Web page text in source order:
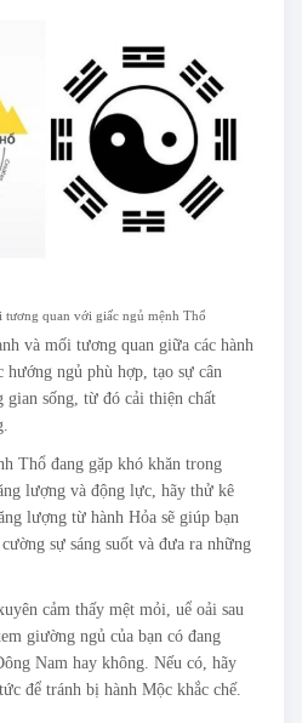
tương quan với giấc ngủ mệnh Thổ
và mối tương quan giữa các hành
ngủ phù hợp, tạo sự cân
gian sống, từ đó cải thiện chất
Thổ đang gặp khó khăn trong
lượng và động lực, hãy thử kê
lượng từ hành Hỏa sẽ giúp bạn
sự sáng suốt và đưa ra những
cảm thấy mệt mỏi, uể oải sau
giường ngủ của bạn có đang
Nam hay không. Nếu có, hãy
để tránh bị hành Mộc khắc chế.